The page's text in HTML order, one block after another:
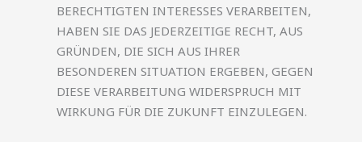
BERECHTIGTEN INTERESSES VERARBEITEN,
HABEN SIE DAS JEDERZEITIGE RECHT, AUS
GRÜNDEN, DIE SICH AUS IHRER
BESONDEREN SITUATION ERGEBEN, GEGEN
DIESE VERARBEITUNG WIDERSPRUCH MIT
WIRKUNG FÜR DIE ZUKUNFT EINZULEGEN.